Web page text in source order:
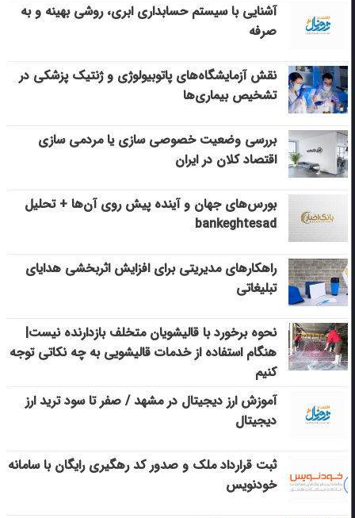
آشنایی با سیستم حسابداری ابری، روشی بهینه و به
صرفه
نقش آزمایشگاه‌های پاتوبیولوژی و ژنتیک پزشکی در
تشخیص بیماری‌ها
بررسی وضعیت خصوصی سازی یا مردمی سازی
اقتصاد کلان در ایران
بورس‌های جهان و آینده پیش روی آن‌ها + تحلیل
bankeghtesad
راهکارهای مدیریتی برای افزایش اثربخشی هدایای
تبلیغاتی
نحوه برخورد با قالیشویان متخلف بازدارنده نیست|
هنگام استفاده از خدمات قالیشویی به چه نکاتی توجه
کنیم
آموزش ارز دیجیتال در مشهد / صفر تا سود ترید ارز
دیجیتال
ثبت قرارداد ملک و صدور کد رهگیری رایگان با سامانه
خودنویس